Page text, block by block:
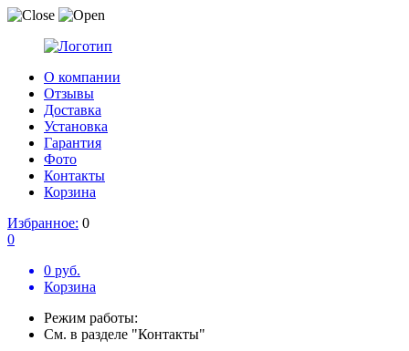
О компании
Отзывы
Доставка
Установка
Гарантия
Фото
Контакты
Корзина
Избранное: 0
0
0 руб.
Корзина
Режим работы:
См. в разделе "Контакты"